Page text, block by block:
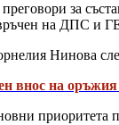
за
връчен на ДПС и
Нинова
внос на
приоритета